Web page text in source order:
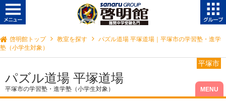
啓明館トップ 教室を探す
パズル道場 平塚道場｜平塚市の学習塾・進学
塾（小学生対象）
パズル道場 平塚道場
平塚市の学習塾・進学塾（小学生対象）
平塚市